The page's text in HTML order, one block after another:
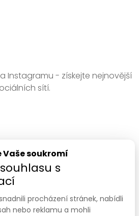
Instagramu - získejte nejnovější
sítí.
Vaše soukromí
s
procházení stránek, nabídli
nebo reklamu a mohli